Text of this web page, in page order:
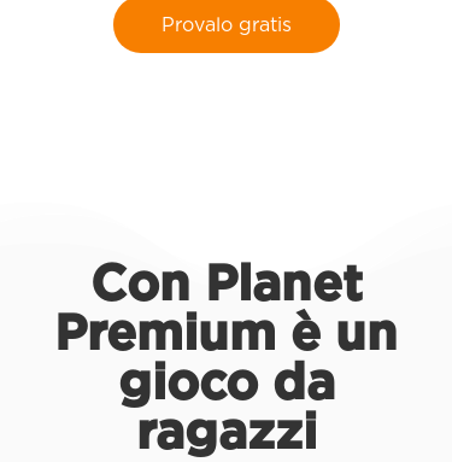
Provalo gratis
Con Planet
Premium è un
gioco da
ragazzi